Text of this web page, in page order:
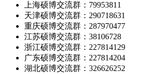
上海硕博交流群：79953811
天津硕博交流群：290718631
重庆硕博交流群：287970477
江苏硕博交流群：38106728
浙江硕博交流群：227814129
广东硕博交流群：227814204
湖北硕博交流群：326626252